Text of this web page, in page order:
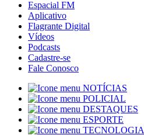
Espacial FM
Aplicativo
Flagrante Digital
Vídeos
Podcasts
Cadastre-se
Fale Conosco
NOTÍCIAS
POLICIAL
DESTAQUES
ESPORTE
TECNOLOGIA